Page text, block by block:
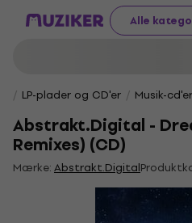
Alle
LP-plader og CD'er Musik-cd'er
Abstrakt.Digital -
Remixes) (CD)
Mærke:Abstrakt.Digital